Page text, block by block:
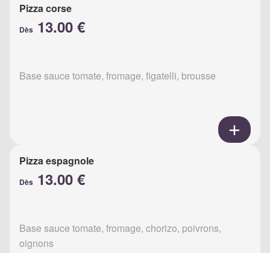
Pizza corse
Dès 13.00 €
Base sauce tomate, fromage, figatelli, brousse
Pizza espagnole
Dès 13.00 €
Base sauce tomate, fromage, chorizo, poivrons,
oignons